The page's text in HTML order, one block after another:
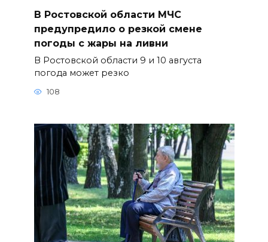
В Ростовской области МЧС
предупредило о резкой смене
погоды с жары на ливни
В Ростовской области 9 и 10 августа
погода может резко
108